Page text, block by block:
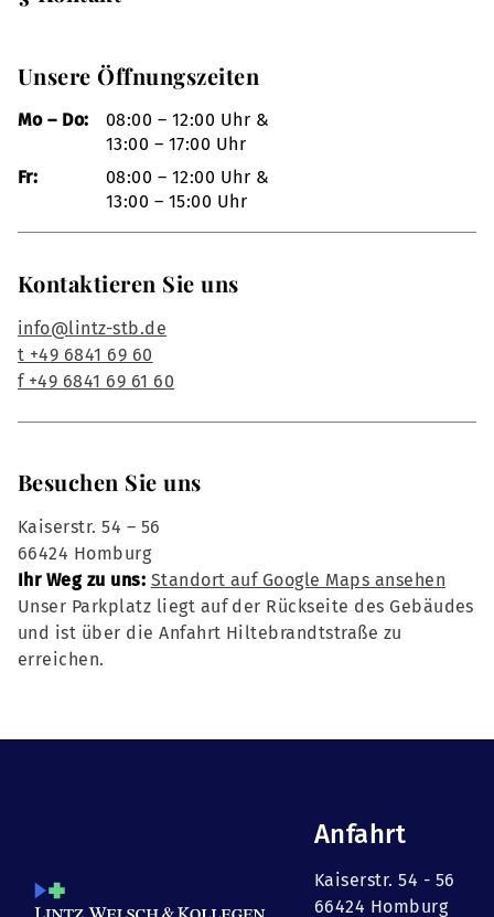
Unsere Öffnungszeiten
Mo – Do:
08:00 – 12:00 Uhr &
13:00 – 17:00 Uhr
Fr:
08:00 – 12:00 Uhr &
13:00 – 15:00 Uhr
Kontaktieren Sie uns
info@lintz-stb.de
t +49 6841 69 60
f +49 6841 69 61 60
Besuchen Sie uns
Kaiserstr. 54 – 56
66424 Homburg
Ihr Weg zu uns: Standort auf Google Maps ansehen
Unser Parkplatz liegt auf der Rückseite des Gebäudes
und ist über die Anfahrt Hiltebrandtstraße zu
erreichen.
Anfahrt
Kaiserstr. 54 - 56
66424 Homburg